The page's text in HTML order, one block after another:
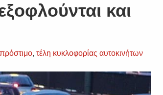
και
πρόστιμο,τέλη κυκλοφορίας αυτοκινήτων